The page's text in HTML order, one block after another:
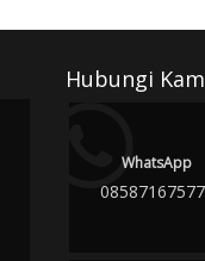
Hubungi
WhatsApp